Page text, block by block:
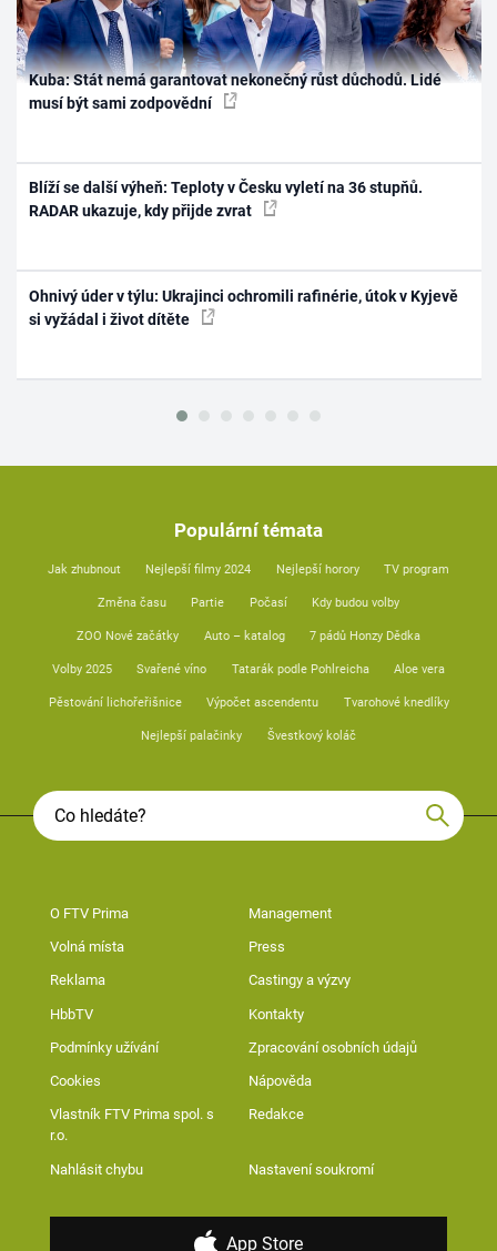
Kuba: Stát nemá garantovat nekonečný růst důchodů. Lidé
musí být sami zodpovědní
Blíží se další výheň: Teploty v Česku vyletí na 36 stupňů.
RADAR ukazuje, kdy přijde zvrat
Ohnivý úder v týlu: Ukrajinci ochromili rafinérie, útok v Kyjevě
si vyžádal i život dítěte
Populární témata
Jak zhubnout Nejlepší filmy 2024 Nejlepší horory TV program
Změna času Partie Počasí Kdy budou volby
ZOO Nové začátky Auto – katalog 7 pádů Honzy Dědka
Volby 2025 Svařené víno Tatarák podle Pohlreicha Aloe vera
Pěstování lichořeřišnice Výpočet ascendentu Tvarohové knedlíky
Nejlepší palačinky Švestkový koláč
O FTV Prima Management
Volná místa Press
Reklama Castingy a výzvy
HbbTV Kontakty
Podmínky užívání Zpracování osobních údajů
Cookies Nápověda
Vlastník FTV Prima spol. s
r.o.
Redakce
Nahlásit chybu Nastavení soukromí
App Store